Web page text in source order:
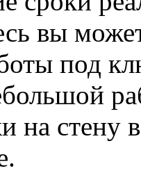
вы
под
на стену